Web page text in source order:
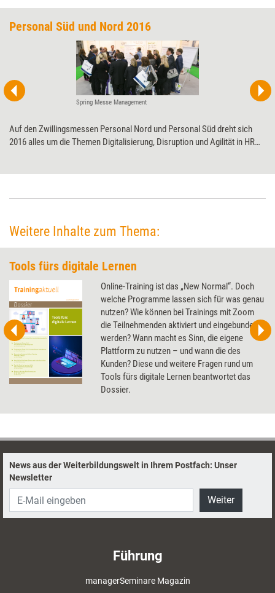
Personal Süd und Nord 2016
Spring Messe Management
Auf den Zwillingsmessen Personal Nord und Personal Süd dreht sich
2016 alles um die Themen Digitalisierung, Disruption und Agilität in HR
Weitere Inhalte zum Thema:
Tools fürs digitale Lernen
Online-Training ist das „New Normal“. Doch
welche Programme lassen sich für was genau
nutzen? Wie können bei Trainings mit Zoom
die Teilnehmenden aktiviert und eingebunden
werden? Wann macht es Sinn, die eigene
Plattform zu nutzen – und wann die des
Kunden? Diese und weitere Fragen rund um
Tools fürs digitale Lernen beantwortet das
Dossier.
News aus der Weiterbildungswelt in Ihrem Postfach: Unser
Newsletter
Weiter
Führung
managerSeminare Magazin